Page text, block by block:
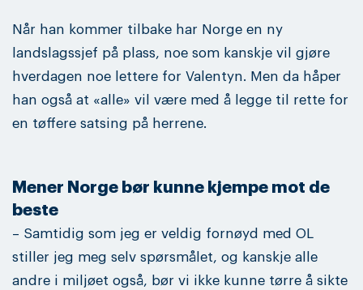
Når han kommer tilbake har Norge en ny
landslagssjef på plass, noe som kanskje vil gjøre
hverdagen noe lettere for Valentyn. Men da håper
han også at «alle» vil være med å legge til rette for
en tøffere satsing på herrene.
Mener Norge bør kunne kjempe mot de
beste
– Samtidig som jeg er veldig fornøyd med OL
stiller jeg meg selv spørsmålet, og kanskje alle
andre i miljøet også, bør vi ikke kunne tørre å sikte